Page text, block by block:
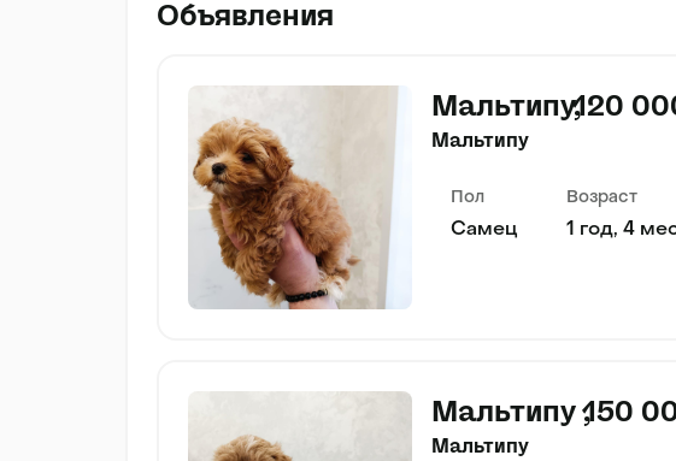
Объявления
Мальтипу120
Мальтипу
Пол
Самец
Возраст
1 год, 4
Мальтипу150
Мальтипу